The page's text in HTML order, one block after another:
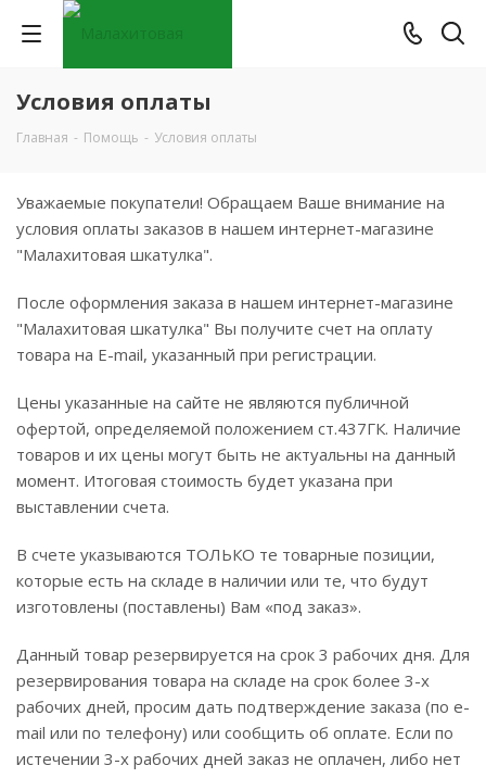
Условия оплаты
Главная - Помощь - Условия оплаты
Уважаемые покупатели! Обращаем Ваше внимание на
условия оплаты заказов в нашем интернет-магазине
"Малахитовая шкатулка".
После оформления заказа в нашем интернет-магазине
"Малахитовая шкатулка" Вы получите счет на оплату
товара на E-mail, указанный при регистрации.
Цены указанные на сайте не являются публичной
офертой, определяемой положением ст.437ГК. Наличие
товаров и их цены могут быть не актуальны на данный
момент. Итоговая стоимость будет указана при
выставлении счета.
В счете указываются ТОЛЬКО те товарные позиции,
которые есть на складе в наличии или те, что будут
изготовлены (поставлены) Вам «под заказ».
Данный товар резервируется на срок 3 рабочих дня. Для
резервирования товара на складе на срок более 3-х
рабочих дней, просим дать подтверждение заказа (по e-
mail или по телефону) или сообщить об оплате. Если по
истечении 3-х рабочих дней заказ не оплачен, либо нет